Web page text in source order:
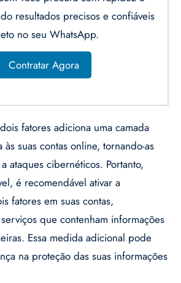
resultados precisos e confiáveis
no seu WhatsApp.
Contratar Agora
fatores adiciona uma camada
suas contas online, tornando-as
ataques cibernéticos. Portanto,
é recomendável ativar a
fatores em suas contas,
que contenham informações
Essa medida adicional pode
na proteção das suas informações